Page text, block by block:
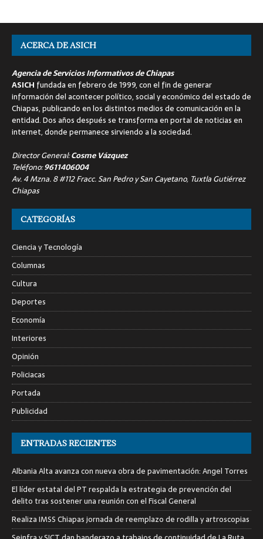
ACERCA DE ASICH
Agencia de Servicios Informativos de Chiapas
ASICH fundada en febrero de 1999, con el fin de generar
información del acontecer político, social y económico del estado de
Chiapas, publicando en los distintos medios de comunicación en la
entidad. Dos años después se transforma en portal de noticias en
internet, donde permanece sirviendo a la sociedad.
Director General:Cosme Vázquez
Teléfono:9611406004
Av. 4 Mzna. 8 #112 Fracc. San Pedro y San Cayetano, Tuxtla Gutiérrez
Chiapas
CATEGORÍAS
Ciencia y Tecnología
Columnas
Cultura
Deportes
Economía
Interiores
Opinión
Policiacas
Portada
Publicidad
ENTRADAS RECIENTES
Albania Alta avanza con nueva obra de pavimentación: Angel Torres
El líder estatal del PT respalda la estrategia de prevención del
delito tras sostener una reunión con el Fiscal General
Realiza IMSS Chiapas jornada de reemplazo de rodilla y artroscopias